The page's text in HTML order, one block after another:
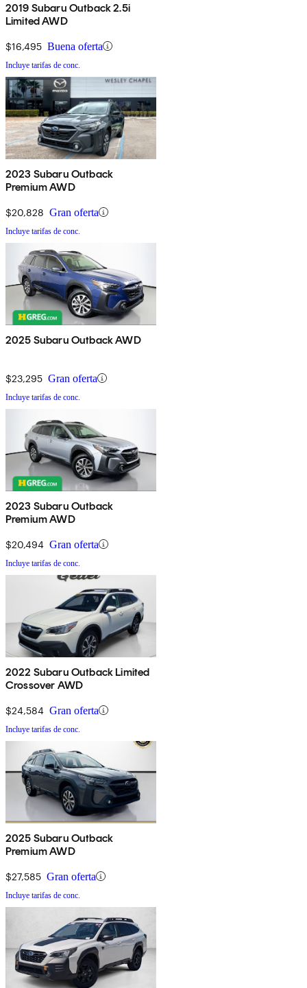
2019 Subaru Outback 2.5i
Limited AWD
$16,495 Buena oferta
Incluye tarifas de conc.
2023 Subaru Outback
Premium AWD
$20,828 Gran oferta
Incluye tarifas de conc.
2025 Subaru Outback AWD
$23,295 Gran oferta
Incluye tarifas de conc.
2023 Subaru Outback
Premium AWD
$20,494 Gran oferta
Incluye tarifas de conc.
2022 Subaru Outback Limited
Crossover AWD
$24,584 Gran oferta
Incluye tarifas de conc.
2025 Subaru Outback
Premium AWD
$27,585 Gran oferta
Incluye tarifas de conc.